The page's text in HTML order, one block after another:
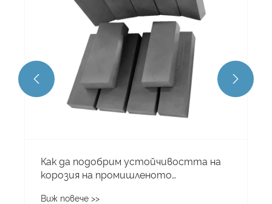
приложение и предизвикателства при
избора, напълно обяснени
 